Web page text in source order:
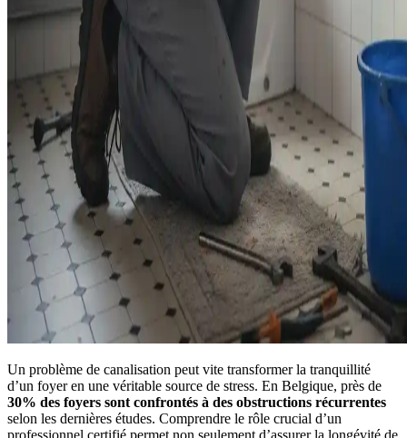
Un problème de canalisation peut vite transformer la tranquillité
d’un foyer en une véritable source de stress. En Belgique, près de
30% des foyers sont confrontés à des obstructions récurrentes
selon les dernières études. Comprendre le rôle crucial d’un
professionnel certifié permet non seulement d’assurer la longévité de